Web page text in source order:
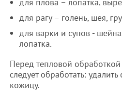
для рагу – голень, шея,
для варки и супов -
лопатка.
Перед тепловой обработкой
следует обработать:
кожицу.